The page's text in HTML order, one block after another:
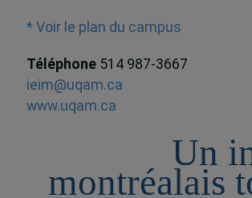
* Voir le plan du campus
Téléphone 514 987-3667
ieim@uqam.ca
www.uqam.ca
Un
montréalais